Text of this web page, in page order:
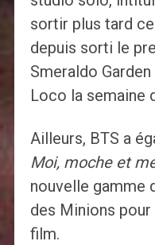
sortir plus tard
depuis sorti le
Smeraldo
Loco la semaine
Ailleurs, BTS a
Moi, moche et
nouvelle gamme
des Minions
film.